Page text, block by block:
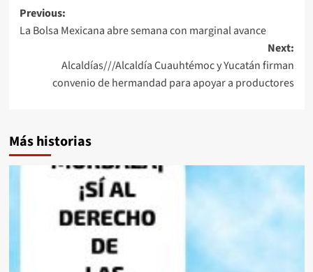
Post
navigation
Previous:
La Bolsa Mexicana abre semana con marginal avance
Next:
Alcaldías///Alcaldía Cuauhtémoc y Yucatán firman
convenio de hermandad para apoyar a productores
Más historias